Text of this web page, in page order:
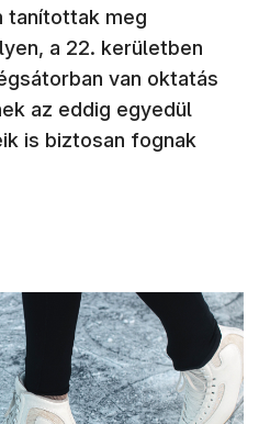
tanítottak meg
a 22. kerületben
van oktatás
az eddig egyedül
is biztosan fognak